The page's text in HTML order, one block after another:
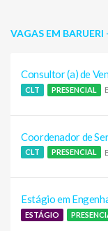
VAGAS EM BARUERI
Consultor (a) de
CLT PRESENCIAL
Coordenador de
CLT PRESENCIAL
Estágio em
ESTÁGIO